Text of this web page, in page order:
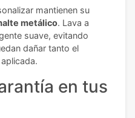
mantienen su
metálico. Lava a
suave, evitando
dañar tanto el
en tus